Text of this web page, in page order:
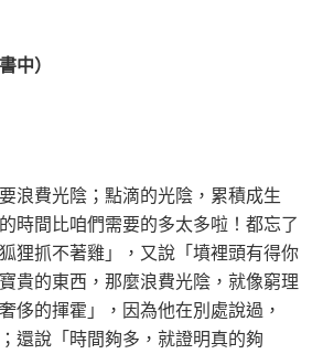
中）
浪費光陰；點滴的光陰，累積成生
時間比咱們需要的多太多啦！都忘了
狸抓不著雞」，又說「墳裡頭有得你
貴的東西，那麼浪費光陰，就像窮理
侈的揮霍」，因為他在別處說過，
還說「時間夠多，就證明真的夠